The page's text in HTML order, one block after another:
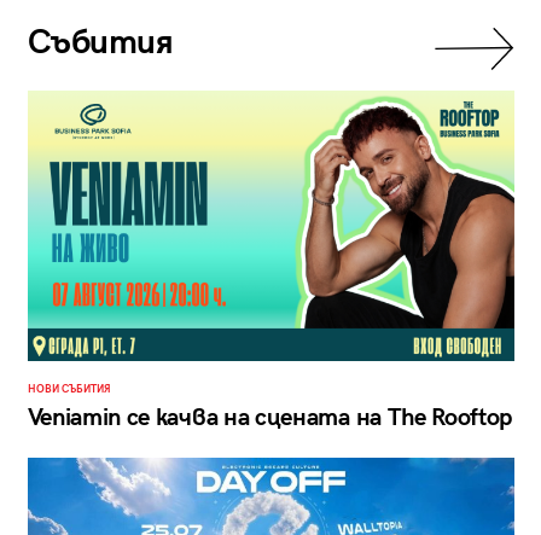
Събития
НОВИ СЪБИТИЯ
Veniamin се качва на сцената на The Rooftop